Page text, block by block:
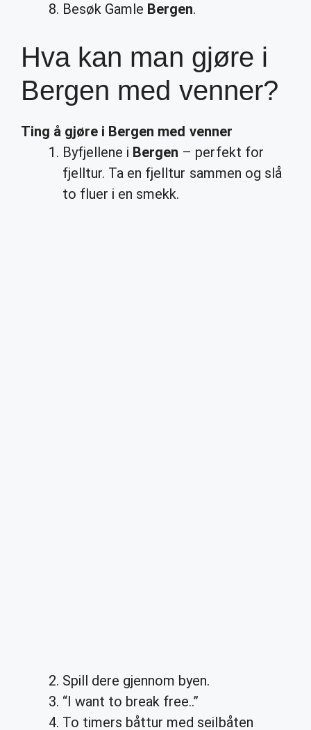
Besøk Gamle Bergen.
Hva kan man gjøre i
Bergen med venner?
Ting å gjøre i Bergen med venner
Byfjellene i Bergen – perfekt for
fjelltur. Ta en fjelltur sammen og slå
to fluer i en smekk.
Spill dere gjennom byen.
“I want to break free..”
To timers båttur med seilbåten